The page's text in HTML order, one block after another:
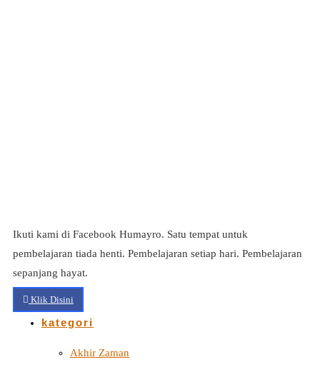
Ikuti kami di Facebook Humayro. Satu tempat untuk
pembelajaran tiada henti. Pembelajaran setiap hari. Pembelajaran
sepanjang hayat.
Klik Disini
kategori
Akhir Zaman